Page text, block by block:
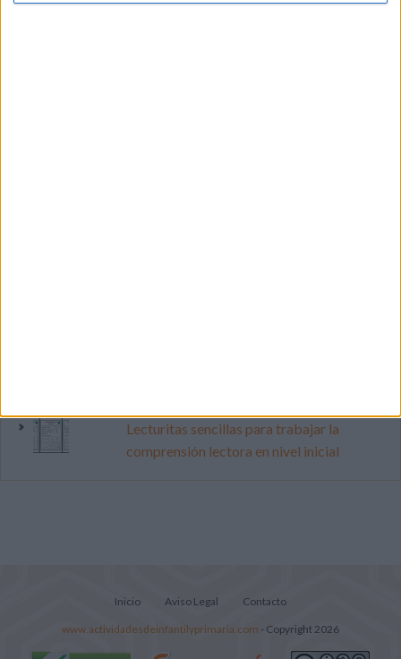
Lecturitas sencillas para trabajar la
comprensión lectora en nivel inicial
Inicio Aviso Legal Contacto
www.actividadesdeinfantilyprimaria.com - Copyright 2026